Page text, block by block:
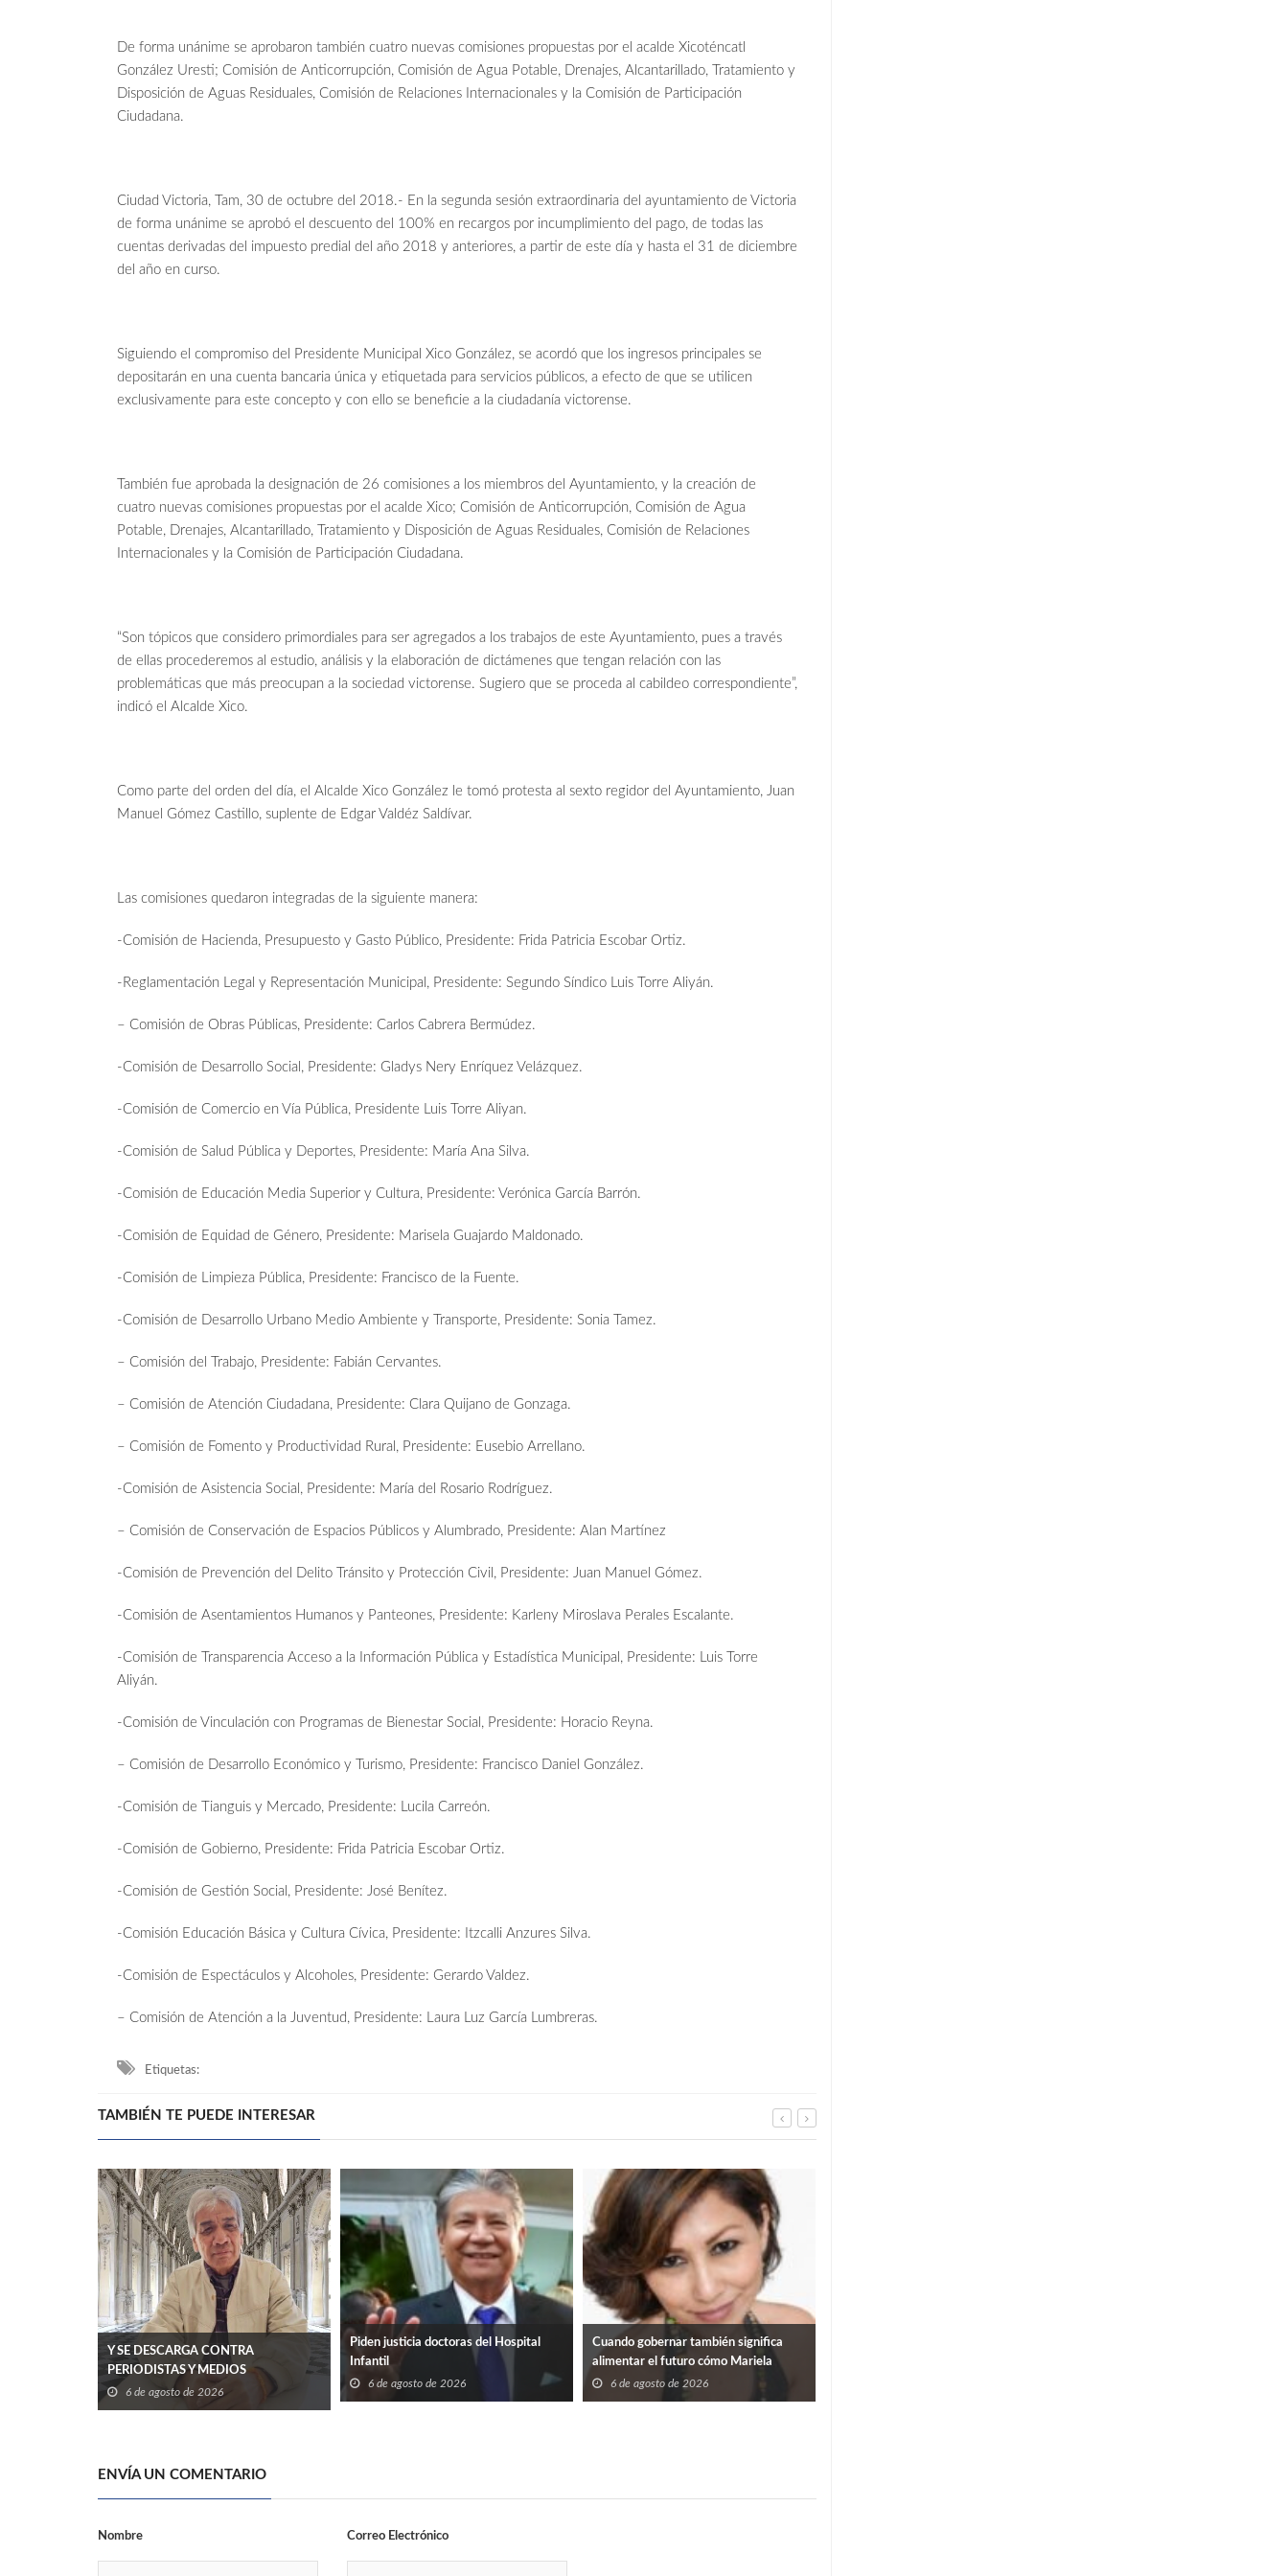
De forma unánime se aprobaron también cuatro nuevas comisiones propuestas por el acalde Xicoténcatl
González Uresti; Comisión de Anticorrupción, Comisión de Agua Potable, Drenajes, Alcantarillado, Tratamiento y
Disposición de Aguas Residuales, Comisión de Relaciones Internacionales y la Comisión de Participación
Ciudadana.
Ciudad Victoria, Tam, 30 de octubre del 2018.- En la segunda sesión extraordinaria del ayuntamiento de Victoria
de forma unánime se aprobó el descuento del 100% en recargos por incumplimiento del pago, de todas las
cuentas derivadas del impuesto predial del año 2018 y anteriores, a partir de este día y hasta el 31 de diciembre
del año en curso.
Siguiendo el compromiso del Presidente Municipal Xico González, se acordó que los ingresos principales se
depositarán en una cuenta bancaria única y etiquetada para servicios públicos, a efecto de que se utilicen
exclusivamente para este concepto y con ello se beneficie a la ciudadanía victorense.
También fue aprobada la designación de 26 comisiones a los miembros del Ayuntamiento, y la creación de
cuatro nuevas comisiones propuestas por el acalde Xico; Comisión de Anticorrupción, Comisión de Agua
Potable, Drenajes, Alcantarillado, Tratamiento y Disposición de Aguas Residuales, Comisión de Relaciones
Internacionales y la Comisión de Participación Ciudadana.
“Son tópicos que considero primordiales para ser agregados a los trabajos de este Ayuntamiento, pues a través
de ellas procederemos al estudio, análisis y la elaboración de dictámenes que tengan relación con las
problemáticas que más preocupan a la sociedad victorense. Sugiero que se proceda al cabildeo correspondiente”,
indicó el Alcalde Xico.
Como parte del orden del día, el Alcalde Xico González le tomó protesta al sexto regidor del Ayuntamiento, Juan
Manuel Gómez Castillo, suplente de Edgar Valdéz Saldívar.
Las comisiones quedaron integradas de la siguiente manera:
-Comisión de Hacienda, Presupuesto y Gasto Público, Presidente: Frida Patricia Escobar Ortiz.
-Reglamentación Legal y Representación Municipal, Presidente: Segundo Síndico Luis Torre Aliyán.
– Comisión de Obras Públicas, Presidente: Carlos Cabrera Bermúdez.
-Comisión de Desarrollo Social, Presidente: Gladys Nery Enríquez Velázquez.
-Comisión de Comercio en Vía Pública, Presidente Luis Torre Aliyan.
-Comisión de Salud Pública y Deportes, Presidente: María Ana Silva.
-Comisión de Educación Media Superior y Cultura, Presidente: Verónica García Barrón.
-Comisión de Equidad de Género, Presidente: Marisela Guajardo Maldonado.
-Comisión de Limpieza Pública, Presidente: Francisco de la Fuente.
-Comisión de Desarrollo Urbano Medio Ambiente y Transporte, Presidente: Sonia Tamez.
– Comisión del Trabajo, Presidente: Fabián Cervantes.
– Comisión de Atención Ciudadana, Presidente: Clara Quijano de Gonzaga.
– Comisión de Fomento y Productividad Rural, Presidente: Eusebio Arrellano.
-Comisión de Asistencia Social, Presidente: María del Rosario Rodríguez.
– Comisión de Conservación de Espacios Públicos y Alumbrado, Presidente: Alan Martínez
-Comisión de Prevención del Delito Tránsito y Protección Civil, Presidente: Juan Manuel Gómez.
-Comisión de Asentamientos Humanos y Panteones, Presidente: Karleny Miroslava Perales Escalante.
-Comisión de Transparencia Acceso a la Información Pública y Estadística Municipal, Presidente: Luis Torre
Aliyán.
-Comisión de Vinculación con Programas de Bienestar Social, Presidente: Horacio Reyna.
– Comisión de Desarrollo Económico y Turismo, Presidente: Francisco Daniel González.
-Comisión de Tianguis y Mercado, Presidente: Lucila Carreón.
-Comisión de Gobierno, Presidente: Frida Patricia Escobar Ortiz.
-Comisión de Gestión Social, Presidente: José Benítez.
-Comisión Educación Básica y Cultura Cívica, Presidente: Itzcalli Anzures Silva.
-Comisión de Espectáculos y Alcoholes, Presidente: Gerardo Valdez.
– Comisión de Atención a la Juventud, Presidente: Laura Luz García Lumbreras.
Etiquetas:
TAMBIÉN TE PUEDE INTERESAR
Y SE DESCARGA CONTRA
PERIODISTAS Y MEDIOS
6 de agosto de 2026
Piden justicia doctoras del Hospital
Infantil
6 de agosto de 2026
Cuando gobernar también significa
alimentar el futuro cómo Mariela
López Sosa lo entiende.
6 de agosto de 2026
ENVÍA UN COMENTARIO
Nombre Correo Electrónico